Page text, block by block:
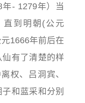
- 1279年）当
直到明朝(公元
1666年前后在
有了清楚的样
权、吕洞宾、
和蓝采和分别